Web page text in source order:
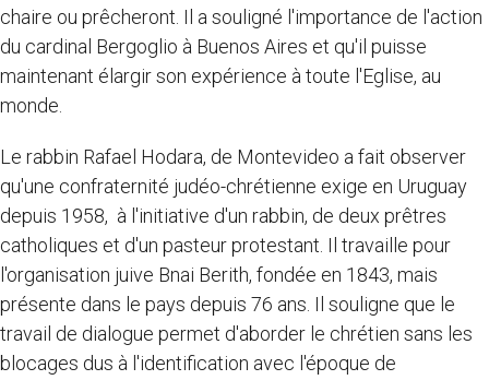
chaire ou prêcheront. Il a souligné l'importance de l'action
du cardinal Bergoglio à Buenos Aires et qu'il puisse
maintenant élargir son expérience à toute l'Eglise, au
monde.
Le rabbin Rafael Hodara, de Montevideo a fait observer
qu'une confraternité judéo-chrétienne exige en Uruguay
depuis 1958, à l'initiative d'un rabbin, de deux prêtres
catholiques et d'un pasteur protestant. Il travaille pour
l'organisation juive Bnai Berith, fondée en 1843, mais
présente dans le pays depuis 76 ans. Il souligne que le
travail de dialogue permet d'aborder le chrétien sans les
blocages dus à l'identification avec l'époque de